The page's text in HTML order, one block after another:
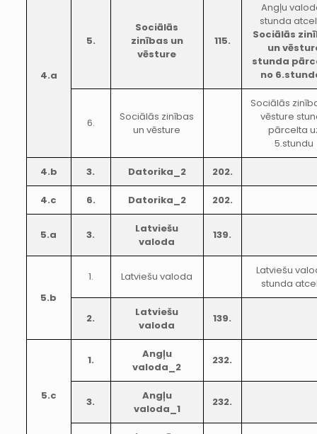
4.a
5.
Sociālās
zinības un
vēsture
115.
Angļu
stunda
Sociālās
un
stunda
no
6.
Sociālās zinības
un vēsture
Sociālās
vēsture
pārcelta
5.stundu
4.b 3. Datorika_2 202.
4.c 6. Datorika_2 202.
5.a 3.
Latviešu
valoda
139.
5.b
1. Latviešu valoda
Latviešu
stunda
2.
Latviešu
valoda
139.
5.c
1.
Angļu
valoda_2
232.
3.
Angļu
valoda_1
232.